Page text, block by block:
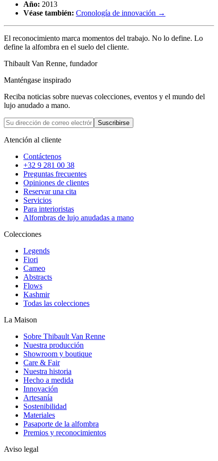
Año: 2013
Véase también: Cronología de innovación →
El reconocimiento marca momentos del trabajo. No lo define. Lo
define la alfombra en el suelo del cliente.
Thibault Van Renne, fundador
Manténgase inspirado
Reciba noticias sobre nuevas colecciones, eventos y el mundo del
lujo anudado a mano.
Suscribirse
Atención al cliente
Contáctenos
+32 9 281 00 38
Preguntas frecuentes
Opiniones de clientes
Reservar una cita
Servicios
Para interioristas
Alfombras de lujo anudadas a mano
Colecciones
Legends
Fiori
Cameo
Abstracts
Flows
Kashmir
Todas las colecciones
La Maison
Sobre Thibault Van Renne
Nuestra producción
Showroom y boutique
Care & Fair
Nuestra historia
Hecho a medida
Innovación
Artesanía
Sostenibilidad
Materiales
Pasaporte de la alfombra
Premios y reconocimientos
Aviso legal